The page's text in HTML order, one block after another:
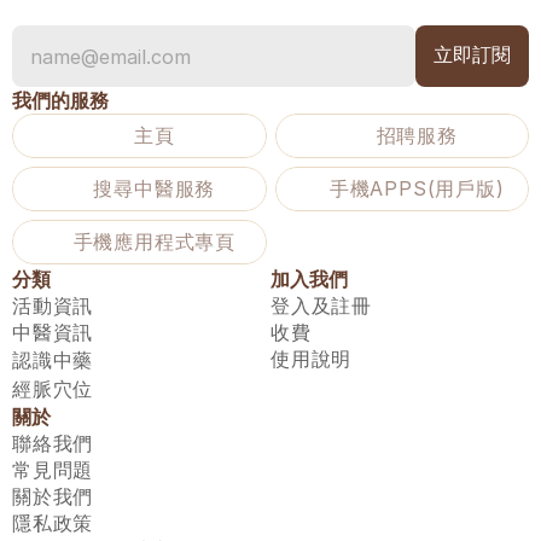
我們的服務
主頁
招聘服務
搜尋中醫服務 手機APPS(用戶版)
手機應用程式專頁
分類
活動資訊
中醫資訊
認識中藥
經脈穴位
加入我們
登入及註冊
收費
使用說明
關於
聯絡我們
常見問題
關於我們
隱私政策